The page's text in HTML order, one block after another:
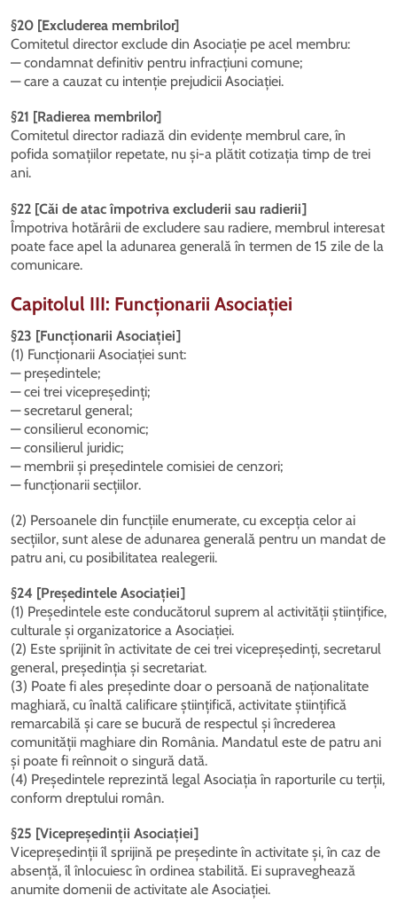
§20 [Excluderea membrilor]
Comitetul director exclude din Asociație pe acel membru:
— condamnat definitiv pentru infracțiuni comune;
— care a cauzat cu intenție prejudicii Asociației.
§21 [Radierea membrilor]
Comitetul director radiază din evidențe membrul care, în
pofida somațiilor repetate, nu și-a plătit cotizația timp de trei
ani.
§22 [Căi de atac împotriva excluderii sau radierii]
Împotriva hotărârii de excludere sau radiere, membrul interesat
poate face apel la adunarea generală în termen de 15 zile de la
comunicare.
Capitolul III: Funcționarii Asociației
§23 [Funcționarii Asociației]
(1) Funcționarii Asociației sunt:
— președintele;
— cei trei vicepreședinți;
— secretarul general;
— consilierul economic;
— consilierul juridic;
— membrii și președintele comisiei de cenzori;
— funcționarii secțiilor.
(2) Persoanele din funcțiile enumerate, cu excepția celor ai
secțiilor, sunt alese de adunarea generală pentru un mandat de
patru ani, cu posibilitatea realegerii.
§24 [Președintele Asociației]
(1) Președintele este conducătorul suprem al activității științifice,
culturale și organizatorice a Asociației.
(2) Este sprijinit în activitate de cei trei vicepreședinți, secretarul
general, președinția și secretariat.
(3) Poate fi ales președinte doar o persoană de naționalitate
maghiară, cu înaltă calificare științifică, activitate științifică
remarcabilă și care se bucură de respectul și încrederea
comunității maghiare din România. Mandatul este de patru ani
și poate fi reînnoit o singură dată.
(4) Președintele reprezintă legal Asociația în raporturile cu terții,
conform dreptului român.
§25 [Vicepreședinții Asociației]
Vicepreședinții îl sprijină pe președinte în activitate și, în caz de
absență, îl înlocuiesc în ordinea stabilită. Ei supraveghează
anumite domenii de activitate ale Asociației.